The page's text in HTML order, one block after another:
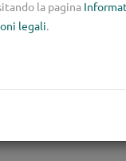
la pagina
legali.